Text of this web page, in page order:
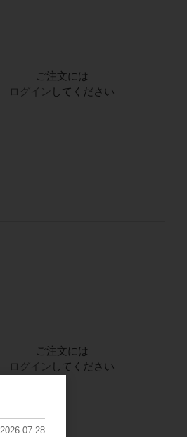
ご注文には
ログイン してください
ご注文には
ログイン してください
2026-07-28